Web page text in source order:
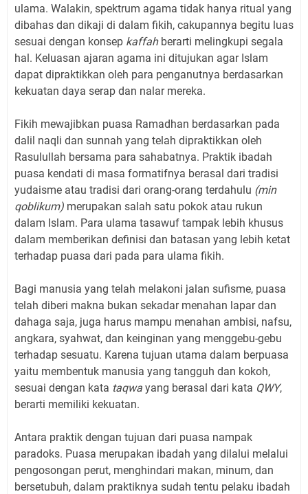
ulama. Walakin, spektrum agama tidak hanya ritual yang
dibahas dan dikaji di dalam fikih, cakupannya begitu luas
sesuai dengan konsep kaffah berarti melingkupi segala
hal. Keluasan ajaran agama ini ditujukan agar Islam
dapat dipraktikkan oleh para penganutnya berdasarkan
kekuatan daya serap dan nalar mereka.
Fikih mewajibkan puasa Ramadhan berdasarkan pada
dalil naqli dan sunnah yang telah dipraktikkan oleh
Rasulullah bersama para sahabatnya. Praktik ibadah
puasa kendati di masa formatifnya berasal dari tradisi
yudaisme atau tradisi dari orang-orang terdahulu (min
qoblikum) merupakan salah satu pokok atau rukun
dalam Islam. Para ulama tasawuf tampak lebih khusus
dalam memberikan definisi dan batasan yang lebih ketat
terhadap puasa dari pada para ulama fikih.
Bagi manusia yang telah melakoni jalan sufisme, puasa
telah diberi makna bukan sekadar menahan lapar dan
dahaga saja, juga harus mampu menahan ambisi, nafsu,
angkara, syahwat, dan keinginan yang menggebu-gebu
terhadap sesuatu. Karena tujuan utama dalam berpuasa
yaitu membentuk manusia yang tangguh dan kokoh,
sesuai dengan kata taqwa yang berasal dari kata QWY,
berarti memiliki kekuatan.
Antara praktik dengan tujuan dari puasa nampak
paradoks. Puasa merupakan ibadah yang dilalui melalui
pengosongan perut, menghindari makan, minum, dan
bersetubuh, dalam praktiknya sudah tentu pelaku ibadah